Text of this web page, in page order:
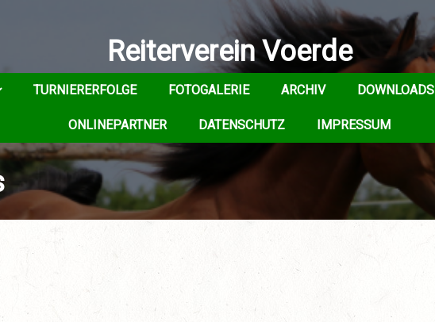
Reiterverein Voerde
TURNIERERFOLGE FOTOGALERIE ARCHIV DOWNLOADS
ONLINEPARTNER DATENSCHUTZ IMPRESSUM